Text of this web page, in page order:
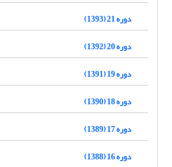
دوره 21 (1393)
دوره 20 (1392)
دوره 19 (1391)
دوره 18 (1390)
دوره 17 (1389)
دوره 16 (1388)